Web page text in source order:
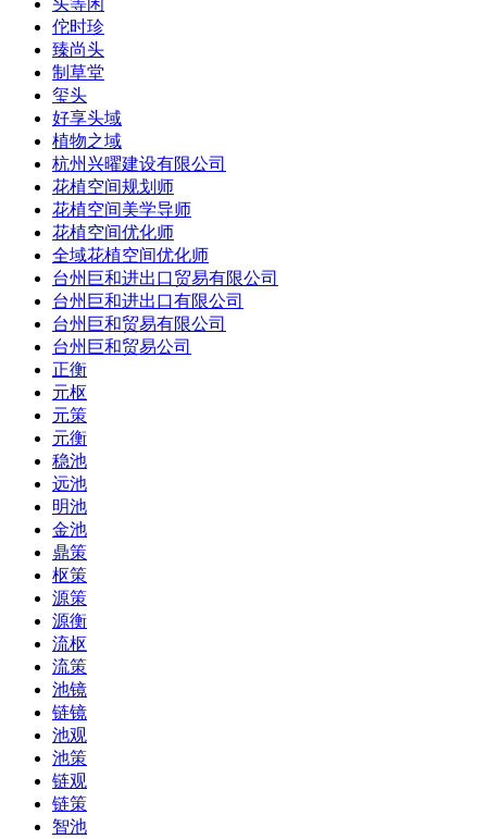
佗时珍
臻尚头
制草堂
玺头
好享头域
植物之域
杭州兴曜建设有限公司
花植空间规划师
花植空间美学导师
花植空间优化师
全域花植空间优化师
台州巨和进出口贸易有限公司
台州巨和进出口有限公司
台州巨和贸易有限公司
台州巨和贸易公司
正衡
元枢
元策
元衡
稳池
远池
明池
金池
鼎策
枢策
源策
源衡
流枢
流策
池镜
链镜
池观
池策
链观
链策
智池